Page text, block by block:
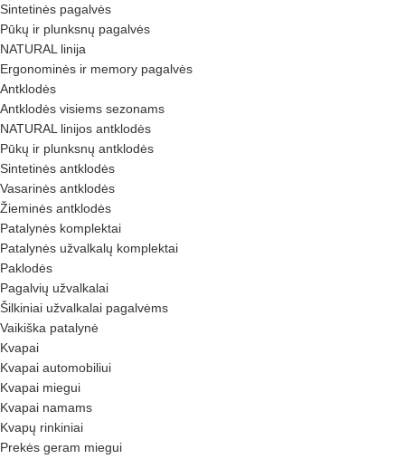
Sintetinės pagalvės
Pūkų ir plunksnų pagalvės
NATURAL linija
Ergonominės ir memory pagalvės
Antklodės
Antklodės visiems sezonams
NATURAL linijos antklodės
Pūkų ir plunksnų antklodės
Sintetinės antklodės
Vasarinės antklodės
Žieminės antklodės
Patalynės komplektai
Patalynės užvalkalų komplektai
Paklodės
Pagalvių užvalkalai
Šilkiniai užvalkalai pagalvėms
Vaikiška patalynė
Kvapai
Kvapai automobiliui
Kvapai miegui
Kvapai namams
Kvapų rinkiniai
Prekės geram miegui